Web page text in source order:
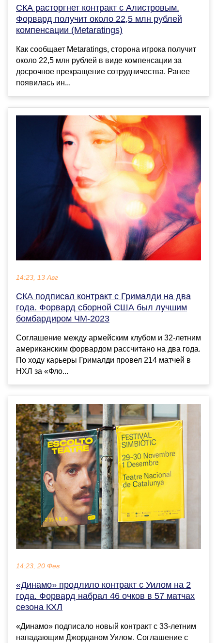
СКА расторгнет контракт с Алистровым.
Форвард получит около 22,5 млн рублей
компенсации (Metaratings)
Как сообщает Metaratings, сторона игрока получит
около 22,5 млн рублей в виде компенсации за
досрочное прекращение сотрудничества. Ранее
появилась ин...
14:23, 13 Авг
СКА подписал контракт с Грималди на два
года. Форвард сборной США был лучшим
бомбардиром ЧМ-2023
Соглашение между армейским клубом и 32-летним
американским форвардом рассчитано на два года.
По ходу карьеры Грималди провел 214 матчей в
НХЛ за «Фло...
14:23, 20 Фев
«Динамо» продлило контракт с Уилом на 2
года. Форвард набрал 46 очков в 57 матчах
сезона КХЛ
«Динамо» подписало новый контракт с 33-летним
нападающим Джорданом Уилом. Соглашение с